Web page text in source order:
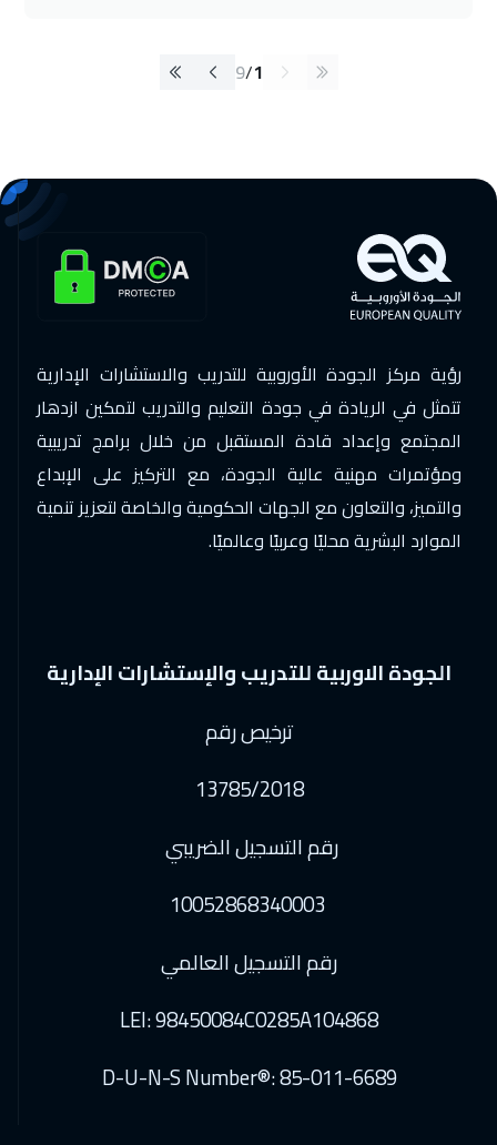
1
/
9
رؤية مركز الجودة الأوروبية للتدريب والاستشارات الإدارية
تتمثل في الريادة في جودة التعليم والتدريب لتمكين ازدهار
المجتمع وإعداد قادة المستقبل من خلال برامج تدريبية
ومؤتمرات مهنية عالية الجودة، مع التركيز على الإبداع
والتميز، والتعاون مع الجهات الحكومية والخاصة لتعزيز تنمية
الموارد البشرية محليًا وعربيًا وعالميًا.
الجودة الاوربية للتدريب والإستشارات الإدارية
ترخيص رقم
13785/2018
رقم التسجيل الضريبي
10052868340003
رقم التسجيل العالمي
LEI: 98450084C0285A104868
D-U-N-S Number®: 85-011-6689